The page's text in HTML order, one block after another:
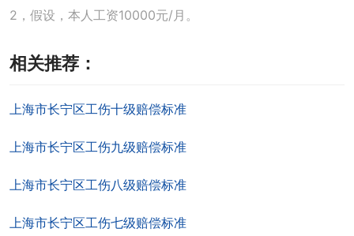
2，假设，本人工资10000元/月。
相关推荐：
上海市长宁区工伤十级赔偿标准
上海市长宁区工伤九级赔偿标准
上海市长宁区工伤八级赔偿标准
上海市长宁区工伤七级赔偿标准